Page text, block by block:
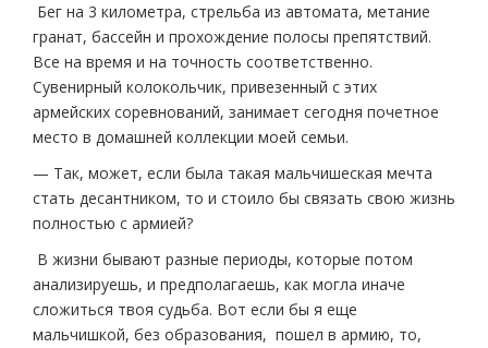
Бег на 3 километра, стрельба из автомата, метание
гранат, бассейн и прохождение полосы препятствий.
Все на время и на точность соответственно.
Сувенирный колокольчик, привезенный с этих
армейских соревнований, занимает сегодня почетное
место в домашней коллекции моей семьи.
— Так, может, если была такая мальчишеская мечта
стать десантником, то и стоило бы связать свою жизнь
полностью с армией?
В жизни бывают разные периоды, которые потом
анализируешь, и предполагаешь, как могла иначе
сложиться твоя судьба. Вот если бы я еще
мальчишкой, без образования, пошел в армию, то,